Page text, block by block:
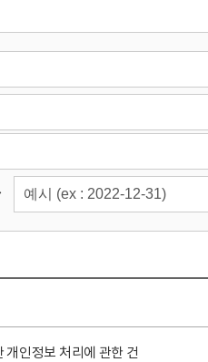
인정보 처리에 관한 건